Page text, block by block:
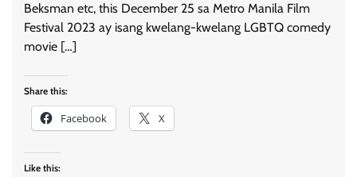
Beksman etc, this December 25 sa Metro Manila Film
Festival 2023 ay isang kwelang-kwelang LGBTQ comedy
movie […]
Share this:
Facebook X
Like this: